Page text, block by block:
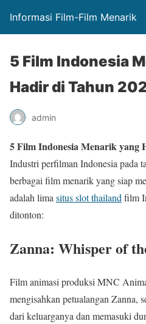
Informasi Film-Film Menarik
5 Film Indonesia
Hadir di Tahun
admin
5 Film Indonesia Menarik yang
Industri perfilman Indonesia pada
berbagai film menarik yang siap
adalah lima situs slot thailand film
ditonton:
Zanna: Whisper of
Film animasi produksi MNC
mengisahkan petualangan Zanna,
dari keluarganya dan memasuki